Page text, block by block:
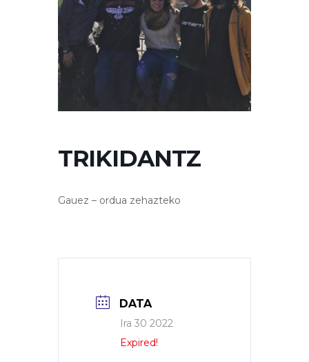
TRIKIDANTZ
Gauez – ordua zehazteko
DATA
Ira 30 2022
Expired!